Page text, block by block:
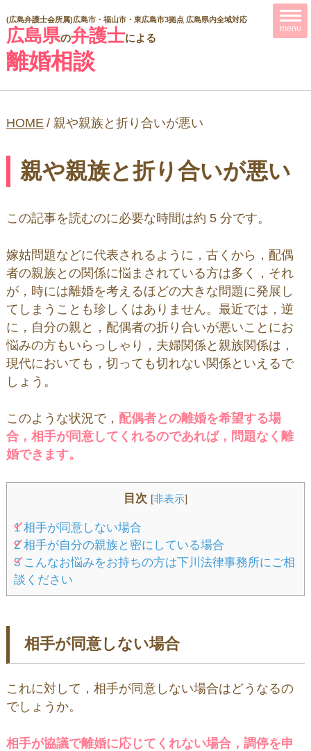
広島県の弁護士による
離婚相談
(広島弁護士会所属)広島市・福山市・東広島市3拠点 広島県内全域対応
menu
HOME / 親や親族と折り合いが悪い
親や親族と折り合いが悪い
この記事を読むのに必要な時間は約 5 分です。
嫁姑問題などに代表されるように，古くから，配偶
者の親族との関係に悩まされている方は多く，それ
が，時には離婚を考えるほどの大きな問題に発展し
てしまうことも珍しくはありません。最近では，逆
に，自分の親と，配偶者の折り合いが悪いことにお
悩みの方もいらっしゃり，夫婦関係と親族関係は，
現代においても，切っても切れない関係といえるで
しょう。
このような状況で， 配偶者との離婚を希望する場
合，相手が同意してくれるのであれば，問題なく離
婚できます。
目次 [非表示]
1相手が同意しない場合
2相手が自分の親族と密にしている場合
3こんなお悩みをお持ちの方は下川法律事務所にご相
談ください
相手が同意しない場合
これに対して，相手が同意しない場合はどうなるの
でしょうか。
相手が協議で離婚に応じてくれない場合，調停を申